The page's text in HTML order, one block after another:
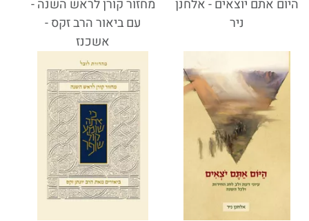
היום אתם יוצאים - אלחנן
ניר
מחזור קורן לראש השנה -
עם ביאור הרב זקס -
אשכנז